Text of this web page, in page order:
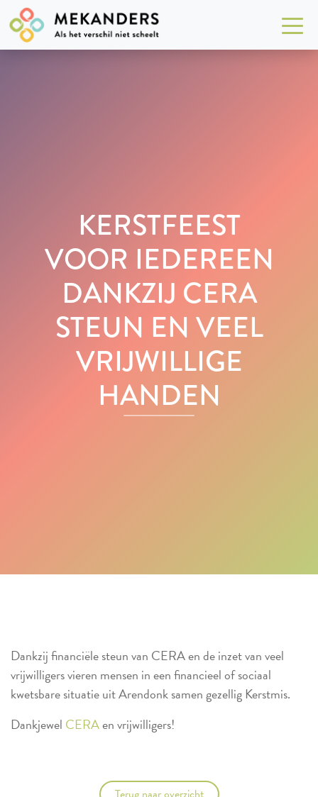
KERSTFEEST
VOOR IEDEREEN
DANKZIJ CERA
STEUN EN VEEL
VRIJWILLIGE
HANDEN
Dankzij financiële steun van CERA en de inzet van veel
vrijwilligers vieren mensen in een financieel of sociaal
kwetsbare situatie uit Arendonk samen gezellig Kerstmis.
Dankjewel CERAen vrijwilligers!